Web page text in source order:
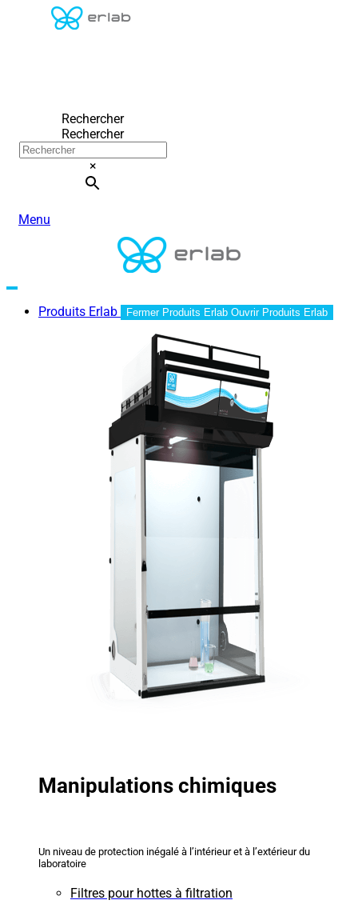
Rechercher
Rechercher
×
Menu
Produits Erlab Fermer Produits Erlab Ouvrir Produits Erlab
Manipulations chimiques
Un niveau de protection inégalé à l’intérieur et à l’extérieur du
laboratoire
Filtres pour hottes à filtration